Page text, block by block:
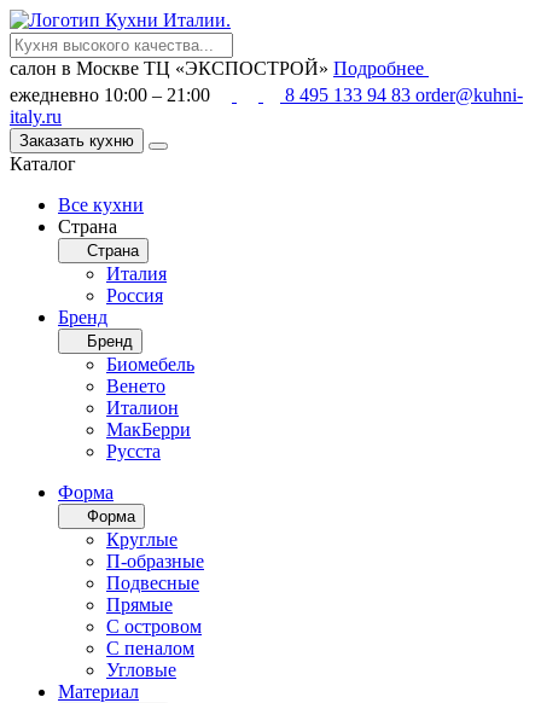
салон в Москве ТЦ «ЭКСПОСТРОЙ» Подробнее
ежедневно 10:00 – 21:00
8 495 133 94 83 order@kuhni-
italy.ru
Заказать кухню
Каталог
Все кухни
Страна
Страна
Италия
Россия
Бренд
Бренд
Биомебель
Венето
Италион
МакБерри
Русста
Форма
Форма
Круглые
П-образные
Подвесные
Прямые
С островом
С пеналом
Угловые
Материал